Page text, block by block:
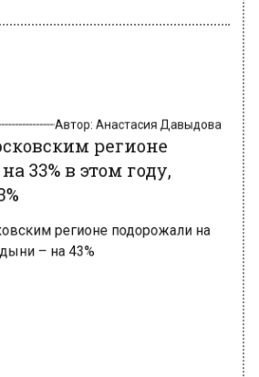
33% в этом году,